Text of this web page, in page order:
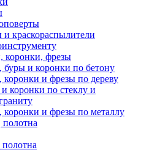
краскораспылители
коронки, фрезы
буры и коронки по бетону
коронки и фрезы по дереву
коронки по стеклу и
коронки и фрезы по металлу